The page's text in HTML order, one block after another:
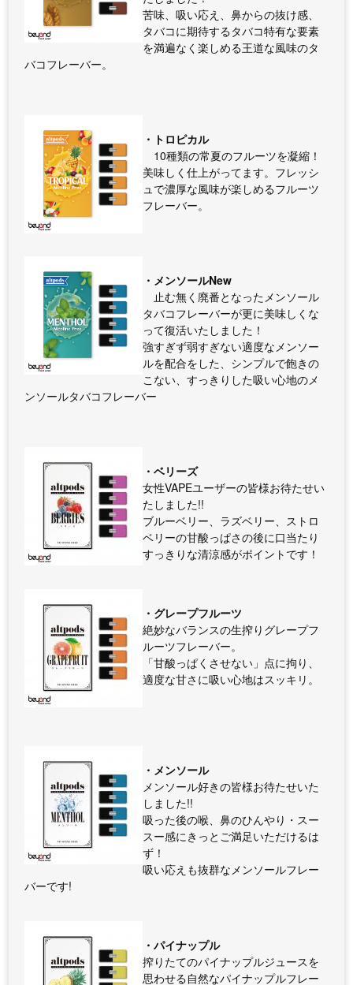
苦味、吸い応え、鼻からの抜け感、
タバコに期待するタバコ特有な要素
を満遍なく楽しめる王道な風味のタ
バコフレーバー。
・トロピカル
10種類の常夏のフルーツを凝縮！
美味しく仕上がってます。フレッシ
ュで濃厚な風味が楽しめるフルーツ
フレーバー。
・メンソールNew
止む無く廃番となったメンソール
タバコフレーバーが更に美味しくな
って復活いたしました！
強すぎず弱すぎない適度なメンソー
ルを配合をした、シンプルで飽きの
こない、すっきりした吸い心地のメ
ンソールタバコフレーバー
・ベリーズ
女性VAPEユーザーの皆様お待たせい
たしました!!
ブルーベリー、ラズベリー、ストロ
ベリーの甘酸っぱさの後に口当たり
すっきりな清涼感がポイントです！
・グレープフルーツ
絶妙なバランスの生搾りグレープフ
ルーツフレーバー。
「甘酸っぱくさせない」点に拘り、
適度な甘さに吸い心地はスッキリ。
・メンソール
メンソール好きの皆様お待たせいた
しました!!
吸った後の喉、鼻のひんやり・スー
スー感にきっとご満足いただけるは
ず！
吸い応えも抜群なメンソールフレー
バーです!
・パイナップル
搾りたてのパイナップルジュースを
思わせる自然なパイナップルフレー